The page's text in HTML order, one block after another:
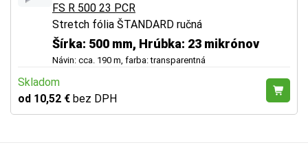
FS R 500 23 PCR
Stretch fólia ŠTANDARD ručná
Šírka: 500 mm, Hrúbka: 23 mikrónov
Návin: cca. 190 m, farba: transparentná
Skladom
od 10,52 € bez DPH